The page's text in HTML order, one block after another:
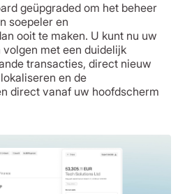
geüpgraded om het beheer
soepeler en
ooit te maken. U kunt nu uw
met een duidelijk
transacties, direct nieuw
en de
direct vanaf uw hoofdscherm